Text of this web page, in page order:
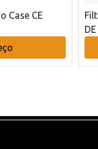
Case CE